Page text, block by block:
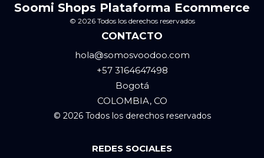
Soomi Shops Plataforma Ecommerce
© 2026 Todos los derechos reservados
CONTACTO
hola@somosvoodoo.com
+57 3164647498
Bogotá
COLOMBIA, CO
© 2026 Todos los derechos reservados
REDES SOCIALES